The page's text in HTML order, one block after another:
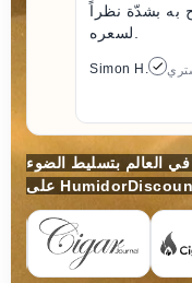
به بشدّة نظراً
Simon H.
العالم بتسليط الضوء